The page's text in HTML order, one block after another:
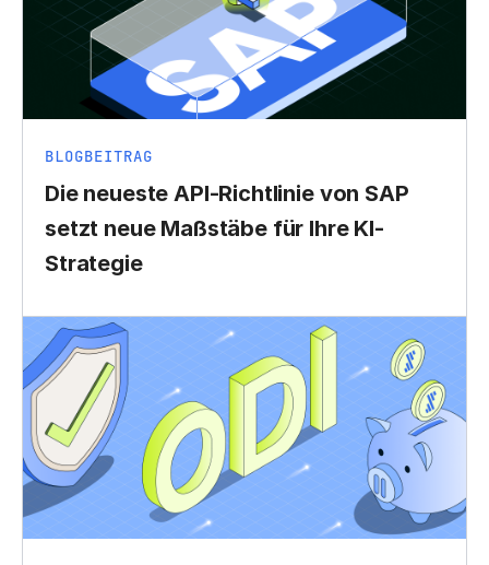
BLOGBEITRAG
Die neueste API-Richtlinie von SAP
setzt neue Maßstäbe für Ihre KI-
Strategie